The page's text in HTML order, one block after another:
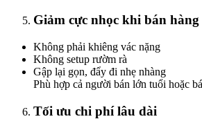
Giảm cực nhọc khi bán
Không phải khiêng vác nặng
Không setup rườm rà
Gập lại gọn, đẩy đi nhẹ nhàng
Phù hợp cả người bán lớn tuổi hoặc
Tối ưu chi phí lâu dài